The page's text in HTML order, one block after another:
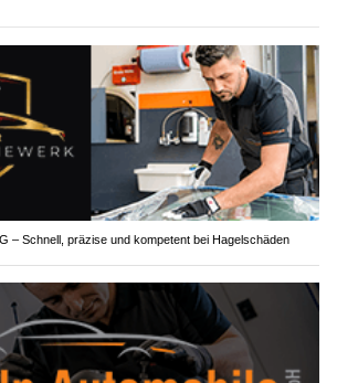
– Schnell, präzise und kompetent bei Hagelschäden